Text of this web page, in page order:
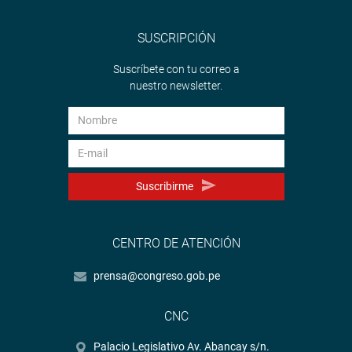
SUSCRIPCIÓN
Suscríbete con tu correo a
nuestro newsletter.
Suscribirme
CENTRO DE ATENCIÓN
prensa@congreso.gob.pe
CNC
Palacio Legislativo Av. Abancay s/n.